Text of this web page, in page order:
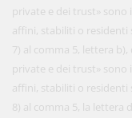
private e dei trust» sono
affini, stabiliti o residenti
7) al comma 5, lettera
private e dei trust» sono
affini, stabiliti o residenti
8) al comma 5, la lettera